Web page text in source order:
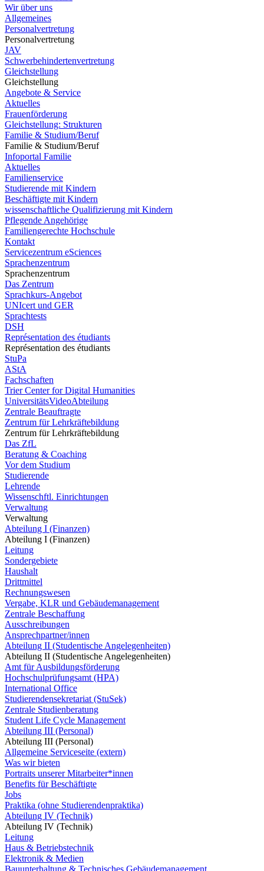
Wir über uns
Allgemeines
Personalvertretung
Personalvertretung
JAV
Schwerbehindertenvertretung
Gleichstellung
Gleichstellung
Angebote & Service
Aktuelles
Frauenförderung
Gleichstellung: Strukturen
Familie & Studium/Beruf
Familie & Studium/Beruf
Infoportal Familie
Aktuelles
Familienservice
Studierende mit Kindern
Beschäftigte mit Kindern
wissenschaftliche Qualifizierung mit Kindern
Pflegende Angehörige
Familiengerechte Hochschule
Kontakt
Servicezentrum eSciences
Sprachenzentrum
Sprachenzentrum
Das Zentrum
Sprachkurs-Angebot
UNIcert und GER
Sprachtests
DSH
Représentation des étudiants
Représentation des étudiants
StuPa
AStA
Fachschaften
Trier Center for Digital Humanities
UniversitätsVideoAbteilung
Zentrale Beauftragte
Zentrum für Lehrkräftebildung
Zentrum für Lehrkräftebildung
Das ZfL
Beratung & Coaching
Vor dem Studium
Studierende
Lehrende
Wissenschftl. Einrichtungen
Verwaltung
Verwaltung
Abteilung I (Finanzen)
Abteilung I (Finanzen)
Leitung
Sondergebiete
Haushalt
Drittmittel
Rechnungswesen
Vergabe, KLR und Gebäudemanagement
Zentrale Beschaffung
Ausschreibungen
Ansprechpartner/innen
Abteilung II (Studentische Angelegenheiten)
Abteilung II (Studentische Angelegenheiten)
Amt für Ausbildungsförderung
Hochschulprüfungsamt (HPA)
International Office
Studierendensekretariat (StuSek)
Zentrale Studienberatung
Student Life Cycle Management
Abteilung III (Personal)
Abteilung III (Personal)
Allgemeine Serviceseite (extern)
Was wir bieten
Portraits unserer Mitarbeiter*innen
Benefits für Beschäftigte
Jobs
Praktika (ohne Studierendenpraktika)
Abteilung IV (Technik)
Abteilung IV (Technik)
Leitung
Haus & Betriebstechnik
Elektronik & Medien
Bauunterhaltung & Technisches Gebäudemanagement